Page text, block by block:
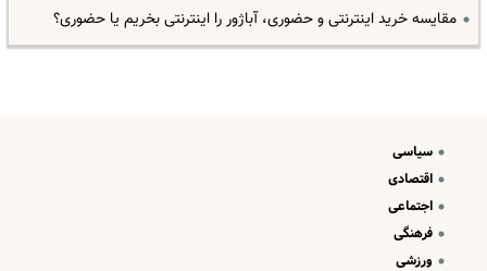
مقایسه خرید اینترنتی و حضوری، آباژور را اینترنتی بخریم یا حضوری؟
سیاسی
اقتصادی
اجتماعی
فرهنگی
ورزشی